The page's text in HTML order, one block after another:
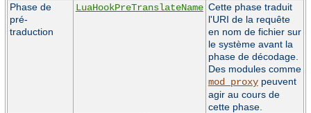
Phase de
pré-
traduction
LuaHookPreTranslateName Cette phase traduit
l'URI de la requête
en nom de fichier sur
le système avant la
phase de décodage.
Des modules comme
mod_proxypeuvent
agir au cours de
cette phase.